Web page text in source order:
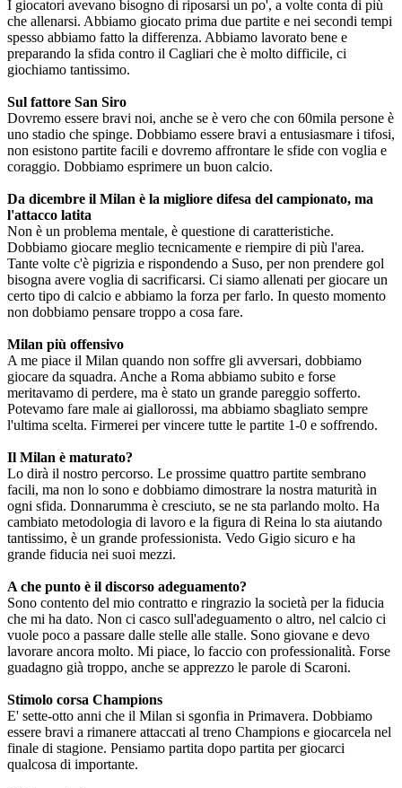
I giocatori avevano bisogno di riposarsi un po', a volte conta di più
che allenarsi. Abbiamo giocato prima due partite e nei secondi tempi
spesso abbiamo fatto la differenza. Abbiamo lavorato bene e
preparando la sfida contro il Cagliari che è molto difficile, ci
giochiamo tantissimo.
Sul fattore San Siro
Dovremo essere bravi noi, anche se è vero che con 60mila persone è
uno stadio che spinge. Dobbiamo essere bravi a entusiasmare i tifosi,
non esistono partite facili e dovremo affrontare le sfide con voglia e
coraggio. Dobbiamo esprimere un buon calcio.
Da dicembre il Milan è la migliore difesa del campionato, ma
l'attacco latita
Non è un problema mentale, è questione di caratteristiche.
Dobbiamo giocare meglio tecnicamente e riempire di più l'area.
Tante volte c'è pigrizia e rispondendo a Suso, per non prendere gol
bisogna avere voglia di sacrificarsi. Ci siamo allenati per giocare un
certo tipo di calcio e abbiamo la forza per farlo. In questo momento
non dobbiamo pensare troppo a cosa fare.
Milan più offensivo
A me piace il Milan quando non soffre gli avversari, dobbiamo
giocare da squadra. Anche a Roma abbiamo subito e forse
meritavamo di perdere, ma è stato un grande pareggio sofferto.
Potevamo fare male ai giallorossi, ma abbiamo sbagliato sempre
l'ultima scelta. Firmerei per vincere tutte le partite 1-0 e soffrendo.
Il Milan è maturato?
Lo dirà il nostro percorso. Le prossime quattro partite sembrano
facili, ma non lo sono e dobbiamo dimostrare la nostra maturità in
ogni sfida. Donnarumma è cresciuto, se ne sta parlando molto. Ha
cambiato metodologia di lavoro e la figura di Reina lo sta aiutando
tantissimo, è un grande professionista. Vedo Gigio sicuro e ha
grande fiducia nei suoi mezzi.
A che punto è il discorso adeguamento?
Sono contento del mio contratto e ringrazio la società per la fiducia
che mi ha dato. Non ci casco sull'adeguamento o altro, nel calcio ci
vuole poco a passare dalle stelle alle stalle. Sono giovane e devo
lavorare ancora molto. Mi piace, lo faccio con professionalità. Forse
guadagno già troppo, anche se apprezzo le parole di Scaroni.
Stimolo corsa Champions
E' sette-otto anni che il Milan si sgonfia in Primavera. Dobbiamo
essere bravi a rimanere attaccati al treno Champions e giocarcela nel
finale di stagione. Pensiamo partita dopo partita per giocarci
qualcosa di importante.